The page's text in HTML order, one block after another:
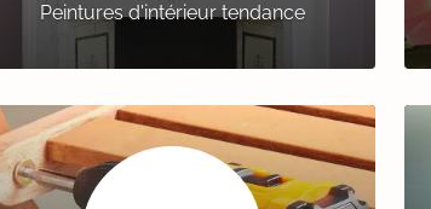
Peintures d'intérieur tendance